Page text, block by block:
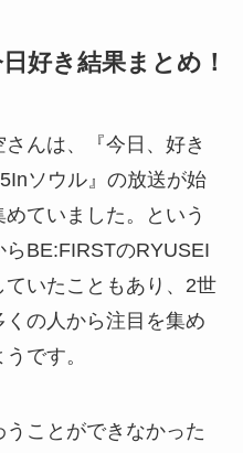
好き結果まとめ！
んは、『今日、好き
ソウル』の放送が始
ていました。という
BE:FIRSTのRYUSEI
いたこともあり、2世
の人から注目を集め
です。
ことができなかった